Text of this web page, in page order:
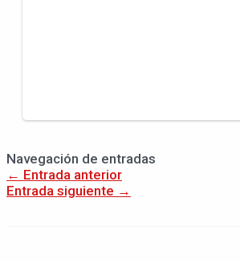
Navegación de entradas
← Entrada anterior
Entrada siguiente →